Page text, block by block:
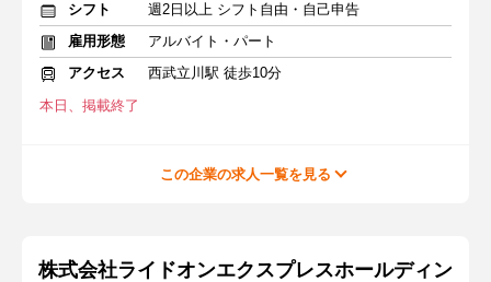
シフト
週2日以上 シフト自由・自己申告
雇用形態
アルバイト・パート
アクセス
西武立川駅 徒歩10分
本日、掲載終了
この企業の求人一覧を見る
株式会社ライドオンエクスプレスホールディン